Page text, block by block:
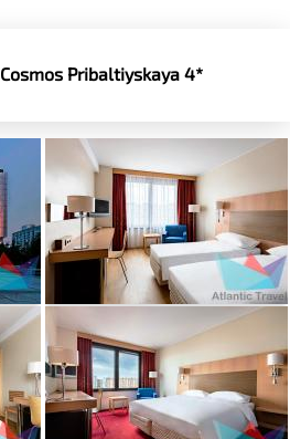
Cosmos Pribaltiyskaya 4*